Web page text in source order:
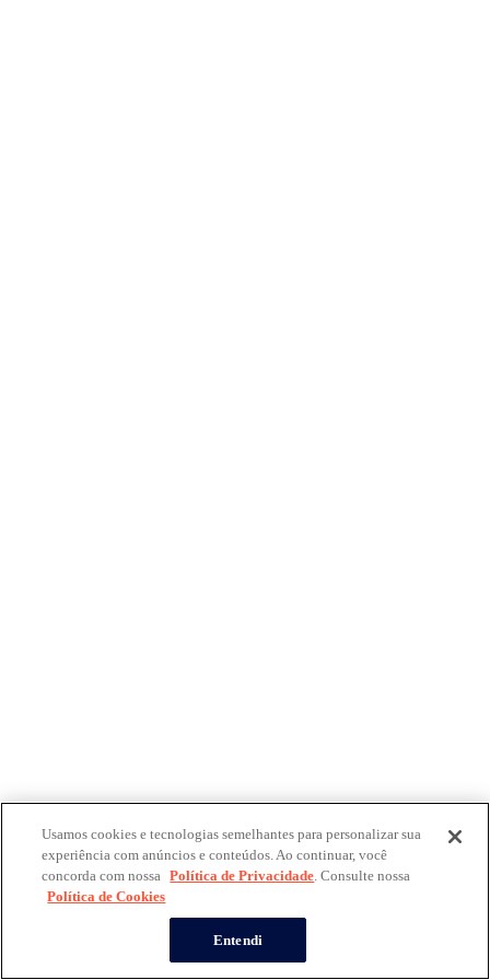
Usamos cookies e tecnologias semelhantes para personalizar sua
experiência com anúncios e conteúdos. Ao continuar, você
concorda com nossa Política de Privacidade. Consulte nossa
Política de Cookies
Entendi